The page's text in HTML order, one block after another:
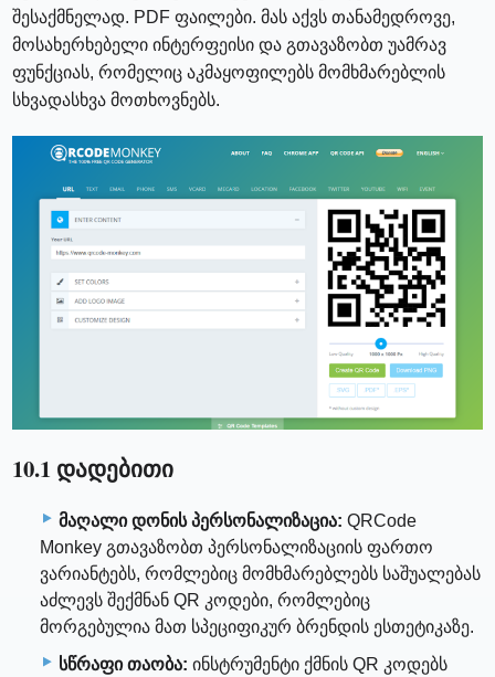
შესაქმნელად. PDF ფაილები. მას აქვს თანამედროვე,
მოსახერხებელი ინტერფეისი და გთავაზობთ უამრავ
ფუნქციას, რომელიც აკმაყოფილებს მომხმარებლის
სხვადასხვა მოთხოვნებს.
10.1 დადებითი
მაღალი დონის პერსონალიზაცია: QRCode
Monkey გთავაზობთ პერსონალიზაციის ფართო
ვარიანტებს, რომლებიც მომხმარებლებს საშუალებას
აძლევს შექმნან QR კოდები, რომლებიც
მორგებულია მათ სპეციფიკურ ბრენდის ესთეტიკაზე.
სწრაფი თაობა: ინსტრუმენტი ქმნის QR კოდებს